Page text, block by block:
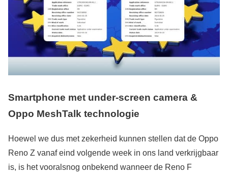
Smartphone met under-screen camera &
Oppo MeshTalk technologie
Hoewel we dus met zekerheid kunnen stellen dat de Oppo
Reno Z vanaf eind volgende week in ons land verkrijgbaar
is, is het vooralsnog onbekend wanneer de Reno F